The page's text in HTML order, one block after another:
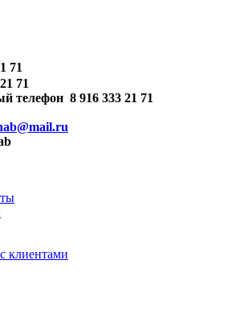
71
71
8 916 333 21 71
клиентами